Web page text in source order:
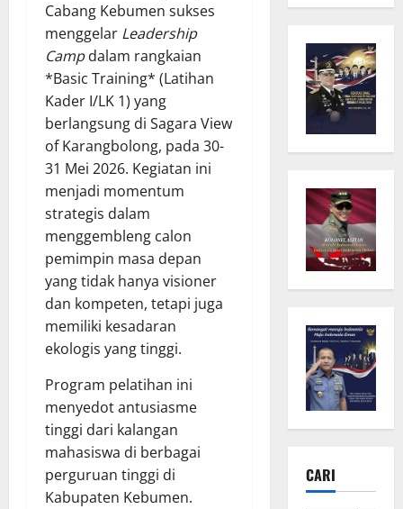
Cabang Kebumen sukses
menggelar Leadership
Campdalam rangkaian
*Basic Training* (Latihan
Kader I/LK 1) yang
berlangsung di Sagara View
of Karangbolong, pada 30-
31 Mei 2026. Kegiatan ini
menjadi momentum
strategis dalam
menggembleng calon
pemimpin masa depan
yang tidak hanya visioner
dan kompeten, tetapi juga
memiliki kesadaran
ekologis yang tinggi.
Program pelatihan ini
menyedot antusiasme
tinggi dari kalangan
mahasiswa di berbagai
perguruan tinggi di
Kabupaten Kebumen.
CARI